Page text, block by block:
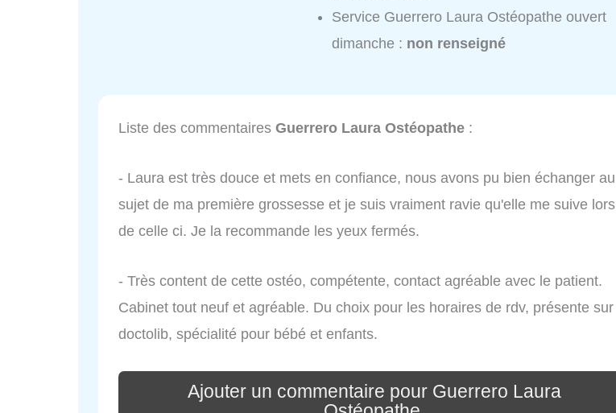
Service Guerrero Laura Ostéopathe ouvert
dimanche : non renseigné
Liste des commentaires Guerrero Laura Ostéopathe :
- Laura est très douce et mets en confiance, nous avons pu bien échanger au
sujet de ma première grossesse et je suis vraiment ravie qu'elle me suive lors
de celle ci. Je la recommande les yeux fermés.
- Très content de cette ostéo, compétente, contact agréable avec le patient.
Cabinet tout neuf et agréable. Du choix pour les horaires de rdv, présente sur
doctolib, spécialité pour bébé et enfants.
Ajouter un commentaire pour Guerrero Laura